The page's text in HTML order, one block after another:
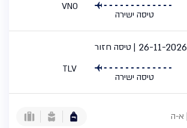
טיסה ישירה
VNO
טיסה חזור 26-11-2026
טיסה ישירה
TLV